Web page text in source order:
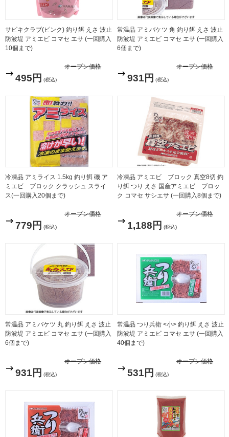
サビキクラブ(ピンク) 釣り餌 えさ 波止
防波堤 アミエビ コマセ エサ (一回購入
10個まで)
オープン価格
495円 (税込)
常温品 アミバケツ 角 釣り餌 えさ 波止
防波堤 アミエビ コマセ エサ (一回購入
6個まで)
オープン価格
931円 (税込)
冷凍品 アミライス 1.5kg 釣り餌 磯 ア
ミエビ ブロック クラッシュ スライ
ス(一回購入20個まで)
オープン価格
779円 (税込)
冷凍品 アミエビ ブロック 真空8切 釣
り餌 つり えさ 国産アミエビ ブロッ
ク コマセ サシエサ (一回購入8個まで)
オープン価格
1,188円 (税込)
常温品 アミバケツ 丸 釣り餌 えさ 波止
防波堤 アミエビ コマセ エサ (一回購入
6個まで)
オープン価格
931円 (税込)
常温品 つり兵衛 <小> 釣り餌 えさ 波止
防波堤 アミエビ コマセ エサ (一回購入
40個まで)
オープン価格
531円 (税込)